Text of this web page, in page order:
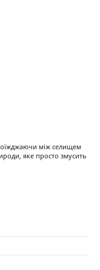
між селищем
яке просто змусить